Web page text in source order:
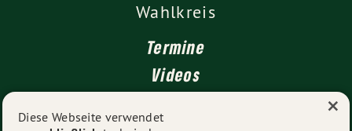
Wahlkreis
Termine
Videos
Diese Webseite verwendet ×